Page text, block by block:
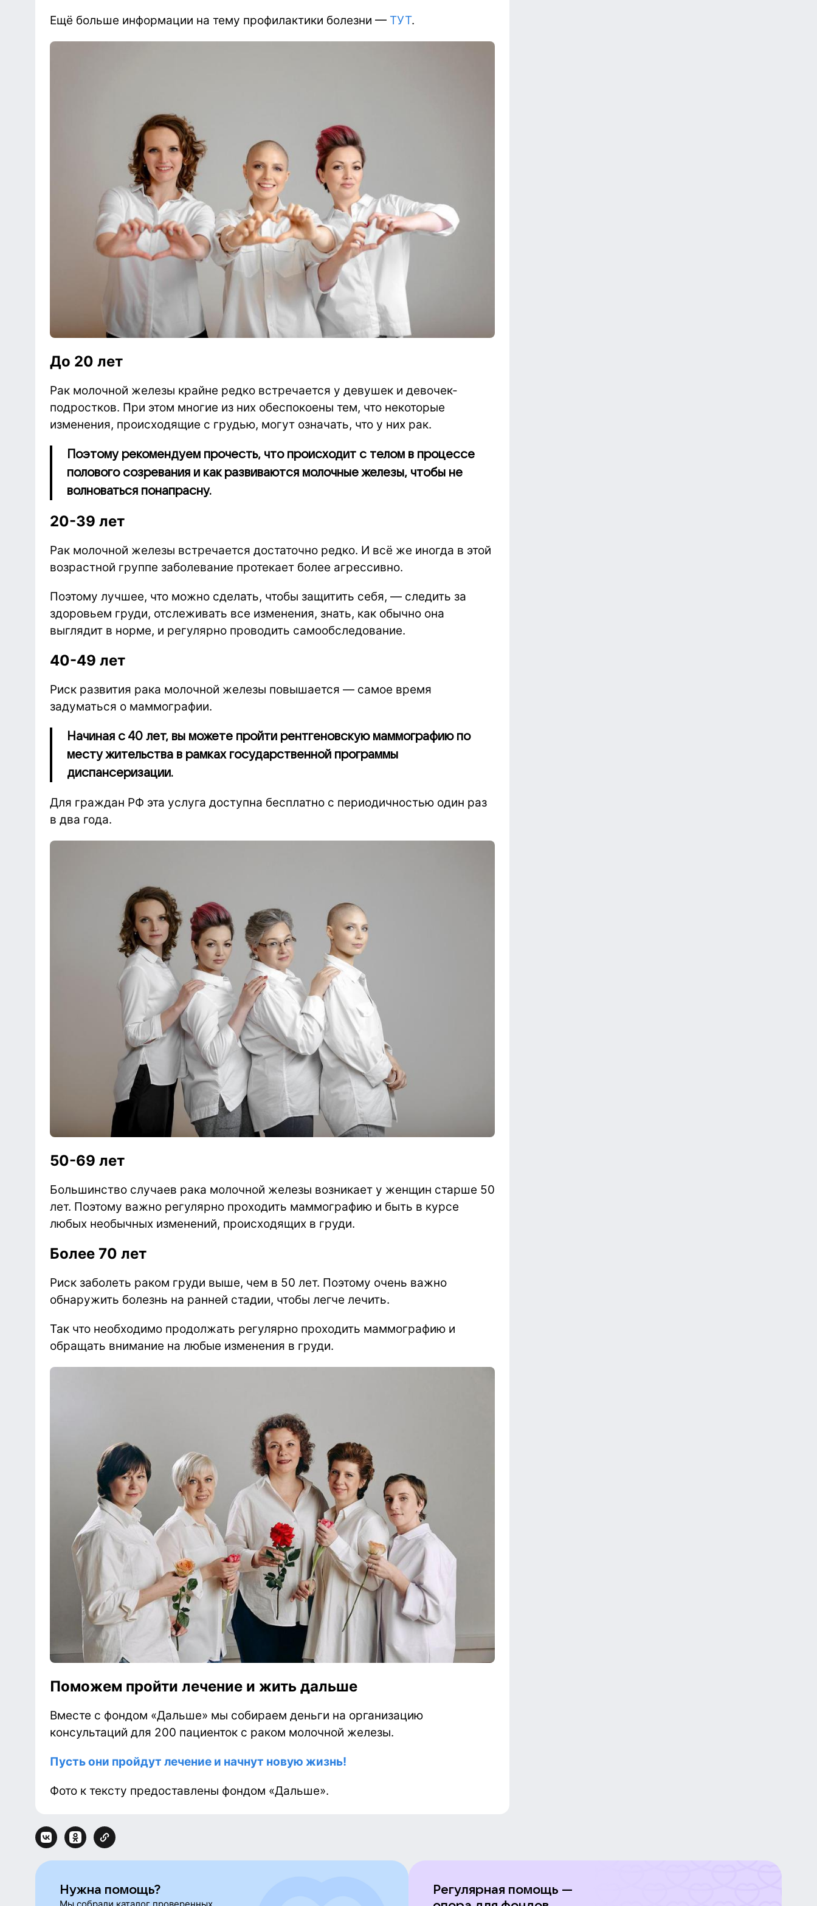
Ещё больше информации на тему профилактики болезни — ТУТ.
До 20 лет
Рак молочной железы крайне редко встречается у девушек и девочек-
подростков. При этом многие из них обеспокоены тем, что некоторые
изменения, происходящие с грудью, могут означать, что у них рак.
Поэтому рекомендуем прочесть, что происходит с телом в процессе
полового созревания и как развиваются молочные железы, чтобы не
волноваться понапрасну.
20-39 лет
Рак молочной железы встречается достаточно редко. И всё же иногда в этой
возрастной группе заболевание протекает более агрессивно.
Поэтому лучшее, что можно сделать, чтобы защитить себя, — следить за
здоровьем груди, отслеживать все изменения, знать, как обычно она
выглядит в норме, и регулярно проводить самообследование.
40-49 лет
Риск развития рака молочной железы повышается — самое время
задуматься о маммографии.
Начиная с 40 лет, вы можете пройти рентгеновскую маммографию по
месту жительства в рамках государственной программы
диспансеризации.
Для граждан РФ эта услуга доступна бесплатно с периодичностью один раз
в два года.
50-69 лет
Большинство случаев рака молочной железы возникает у женщин старше 50
лет. Поэтому важно регулярно проходить маммографию и быть в курсе
любых необычных изменений, происходящих в груди.
Более 70 лет
Риск заболеть раком груди выше, чем в 50 лет. Поэтому очень важно
обнаружить болезнь на ранней стадии, чтобы легче лечить.
Так что необходимо продолжать регулярно проходить маммографию и
обращать внимание на любые изменения в груди.
Поможем пройти лечение и жить дальше
Вместе с фондом «Дальше» мы собираем деньги на организацию
консультаций для 200 пациенток с раком молочной железы.
Пусть они пройдут лечение и начнут новую жизнь!
Фото к тексту предоставлены фондом «Дальше».
Нужна помощь?
Регулярная помощь —